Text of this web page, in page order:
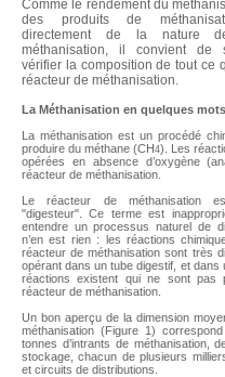
Comme le rendement du
des produits de
directement de la nature
méthanisation, il convient de
vérifier la composition de tout ce
réacteur de méthanisation.
La Méthanisation en quelques mots
La méthanisation est un procédé
produire du méthane (CH4). Les
opérées en absence d’oxygène
réacteur de méthanisation.
Le réacteur de méthanisation
"digesteur". Ce terme est
entendre un processus naturel de
n’en est rien : les réactions
réacteur de méthanisation sont très
opérant dans un tube digestif, et dans
réactions existent qui ne sont pas
réacteur de méthanisation.
Un bon aperçu de la dimension
méthanisation (Figure 1)
tonnes d’intrants de méthanisation,
stockage, chacun de plusieurs
et circuits de distributions.